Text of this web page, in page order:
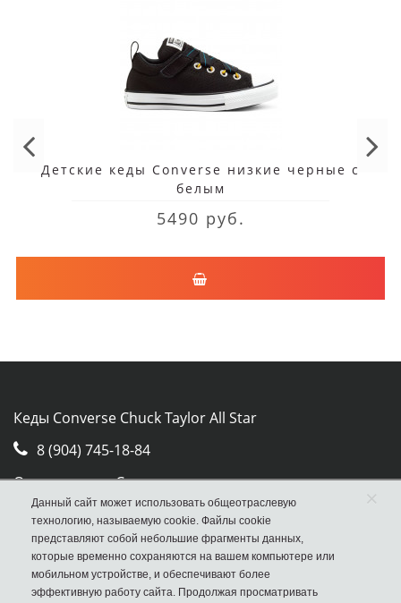
Детские кеды Converse низкие черные с
белым
5490 руб.
Кеды Converse Chuck Taylor All Star
8 (904) 745-18-84
Отдел продаж Converse
Москва, ул. Авиамоторная, д.50, стр. 2, оф. 30
Данный сайт может использовать общеотраслевую
технологию, называемую cookie. Файлы cookie
представляют собой небольшие фрагменты данных,
которые временно сохраняются на вашем компьютере или
мобильном устройстве, и обеспечивают более
эффективную работу сайта. Продолжая просматривать
×